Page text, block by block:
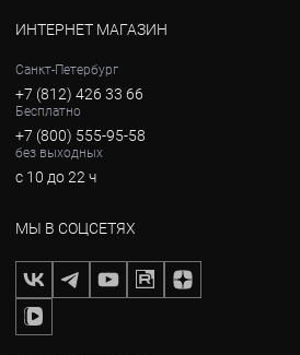
ИНТЕРНЕТ МАГАЗИН
Санкт-Петербург
+7 (812) 426 33 66
Бесплатно
+7 (800) 555-95-58
без выходных
с 10 до 22 ч
МЫ В СОЦСЕТЯХ